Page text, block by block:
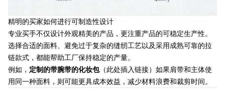
精明的买家如何进行可制造性设计
专业买手不仅设计外观精美的产品，更注重产品的可稳定生产性。
选择合适的面料、避免过于复杂的缝纫工艺以及采用成熟可靠的拉
链款式，都能帮助工厂保持稳定的产量。
例如， 定制的带腕带的化妆包（此处插入链接）如果肩带和主体使
用同一种面料，则可能更具成本效益，减少材料浪费和裁剪时间。